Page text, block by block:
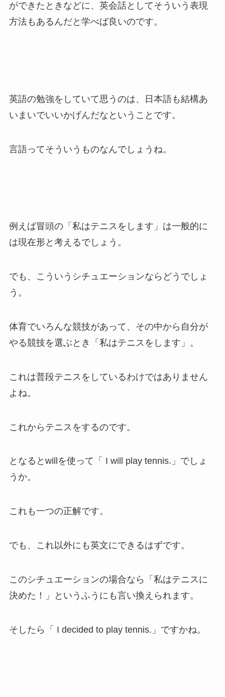
ができたときなどに、英会話としてそういう表現
方法もあるんだと学べば良いのです。
英語の勉強をしていて思うのは、日本語も結構あ
いまいでいいかげんだなということです。
言語ってそういうものなんでしょうね。
例えば冒頭の「私はテニスをします」は一般的に
は現在形と考えるでしょう。
でも、こういうシチュエーションならどうでしょ
う。
体育でいろんな競技があって、その中から自分が
やる競技を選ぶとき「私はテニスをします」。
これは普段テニスをしているわけではありません
よね。
これからテニスをするのです。
となるとwillを使って「 I will play tennis.」でしょ
うか。
これも一つの正解です。
でも、これ以外にも英文にできるはずです。
このシチュエーションの場合なら「私はテニスに
決めた！」というふうにも言い換えられます。
そしたら「 I decided to play tennis.」ですかね。